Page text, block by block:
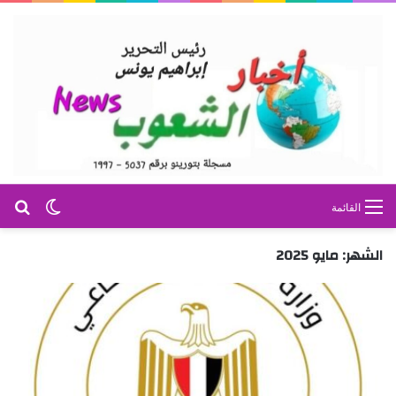
الوضع القائمة
الشهر:مايو 2025